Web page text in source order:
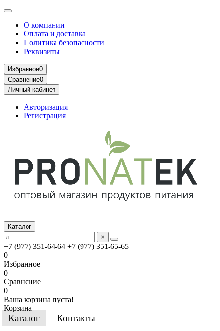
О компании
Оплата и доставка
Политика безопасности
Реквизиты
Избранное0
Сравнение0
Личный кабинет
Авторизация
Регистрация
Каталог
×
+7 (977) 351-64-64 +7 (977) 351-65-65
0
Избранное
0
Сравнение
0
Ваша корзина пуста!
Корзина
Каталог Контакты